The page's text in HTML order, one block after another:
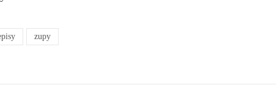
zupy